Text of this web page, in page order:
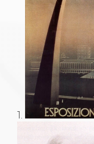
1.